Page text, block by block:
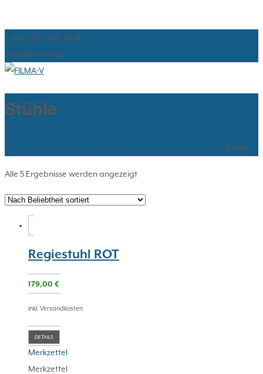
(+49) 0172 / 266 74 90
info@filma-v.de
Stühle
> > > > Stühle
Alle 5 Ergebnisse werden angezeigtNach
sortiert
Regiestuhl ROT
179,00 €
inkl. Versandkosten
DETAILS
Merkzettel
Merkzettel